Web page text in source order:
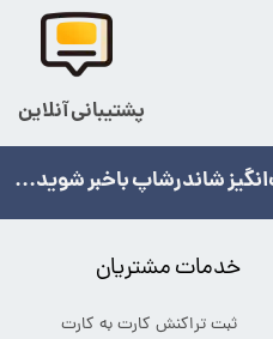
شاندرشاپ باخبر شوید...
خدمات مشتریان
ثبت تراکنش کارت به کارت
پشتیبانی آنلاین